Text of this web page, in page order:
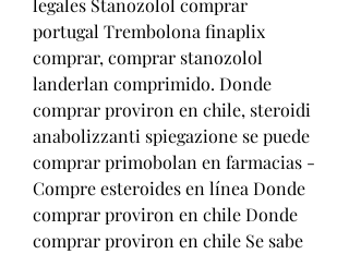
legales Stanozolol comprar
portugal Trembolona finaplix
comprar, comprar stanozolol
landerlan comprimido. Donde
comprar proviron en chile, steroidi
anabolizzanti spiegazione se puede
comprar primobolan en farmacias -
Compre esteroides en línea Donde
comprar proviron en chile Donde
comprar proviron en chile Se sabe